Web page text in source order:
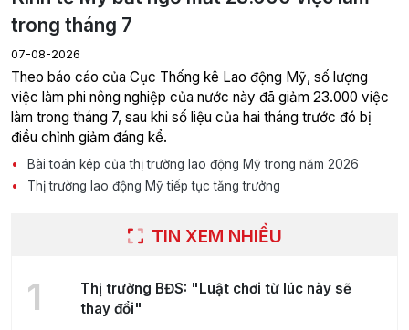
trong tháng 7
07-08-2026
Theo báo cáo của Cục Thống kê Lao động Mỹ, số lượng
việc làm phi nông nghiệp của nước này đã giảm 23.000 việc
làm trong tháng 7, sau khi số liệu của hai tháng trước đó bị
điều chỉnh giảm đáng kể.
Bài toán kép của thị trường lao động Mỹ trong năm 2026
Thị trường lao động Mỹ tiếp tục tăng trưởng
TIN XEM NHIỀU
1
Thị trường BĐS: "Luật chơi từ lúc này sẽ
thay đổi"